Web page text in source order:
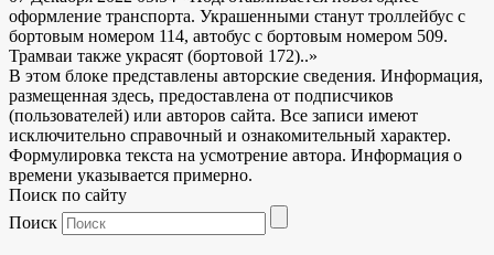
оформление транспорта. Украшенными станут троллейбус с
бортовым номером 114, автобус с бортовым номером 509.
Трамваи также украсят (бортовой 172)..»
В этом блоке представлены авторские сведения. Информация,
размещенная здесь, предоставлена от подписчиков
(пользователей) или авторов сайта. Все записи имеют
исключительно справочный и ознакомительный характер.
Формулировка текста на усмотрение автора. Информация о
времени указывается примерно.
Поиск по сайту
Поиск